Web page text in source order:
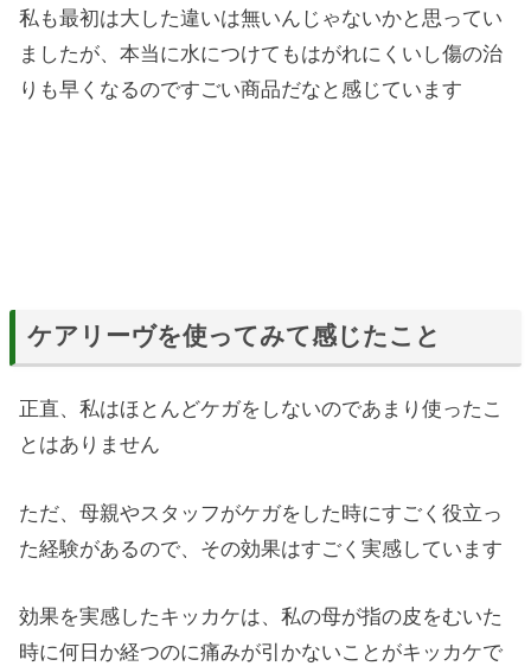
私も最初は大した違いは無いんじゃないかと思ってい
ましたが、本当に水につけてもはがれにくいし傷の治
りも早くなるのですごい商品だなと感じています
ケアリーヴを使ってみて感じたこと
正直、私はほとんどケガをしないのであまり使ったこ
とはありません
ただ、母親やスタッフがケガをした時にすごく役立っ
た経験があるので、その効果はすごく実感しています
効果を実感したキッカケは、私の母が指の皮をむいた
時に何日か経つのに痛みが引かないことがキッカケで